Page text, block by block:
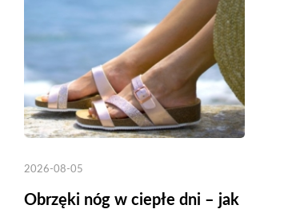
2026-08-05
Obrzęki nóg w ciepłe dni – jak